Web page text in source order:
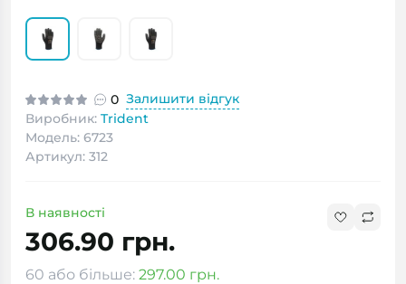
0 Залишити відгук
Виробник: Trident
Модель: 6723
Артикул: 312
В наявності
306.90 грн.
60 або більше: 297.00 грн.